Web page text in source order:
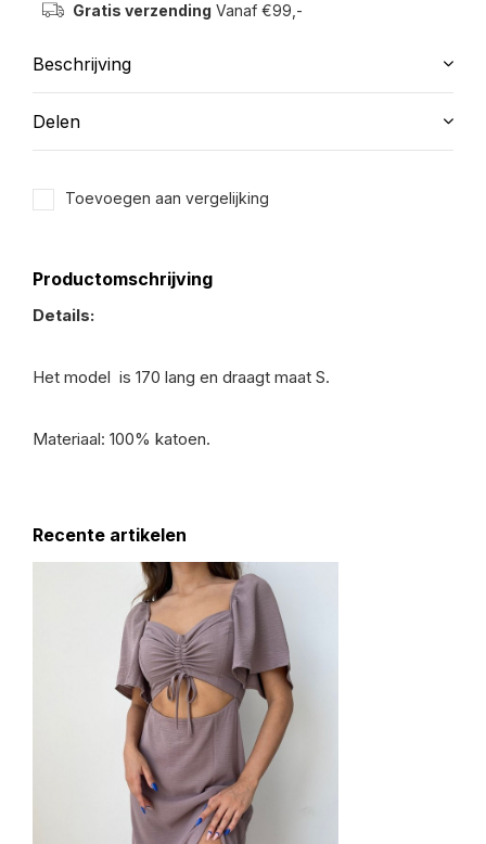
Gratis verzending Vanaf €99,-
Beschrijving
Delen
Toevoegen aan vergelijking
Productomschrijving
Details:
Het model is 170 lang en draagt maat S.
Materiaal: 100% katoen.
Recente artikelen